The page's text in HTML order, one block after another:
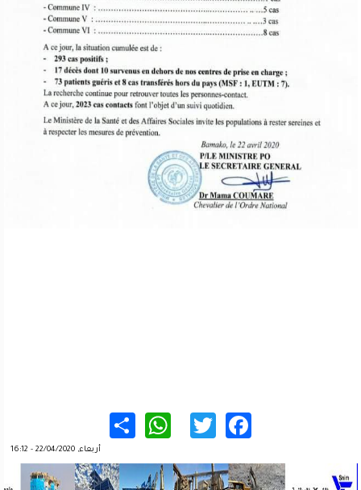
Facebook
Twitter
WhatsApp
أربعاء, 22/04/2020 - 16:12